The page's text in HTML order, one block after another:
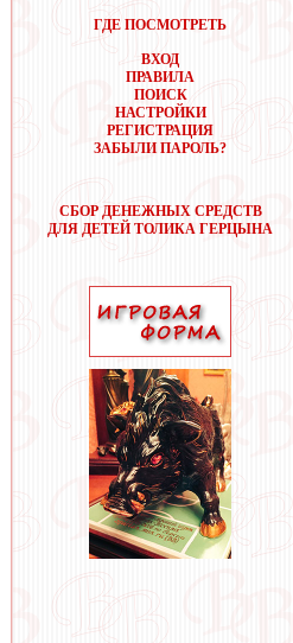
ГДЕ ПОСМОТРЕТЬ
ВХОД
ПРАВИЛА
ПОИСК
НАСТРОЙКИ
РЕГИСТРАЦИЯ
ЗАБЫЛИ ПАРОЛЬ?
СБОР ДЕНЕЖНЫХ СРЕДСТВ
ДЛЯ ДЕТЕЙ ТОЛИКА ГЕРЦЫНА